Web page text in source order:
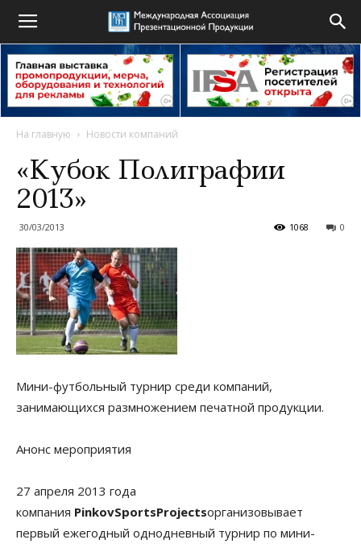
На главную Новости компаний
«Кубок Полиграфии
2013»
30/03/2013 0
1068
Мини-футбольный турнир среди компаний,
занимающихся размножением печатной продукции.
Анонс мероприятия
27 апреля 2013 года
компания PinkovSportsProjectsорганизовывает
первый ежегодный однодневный турнир по мини-